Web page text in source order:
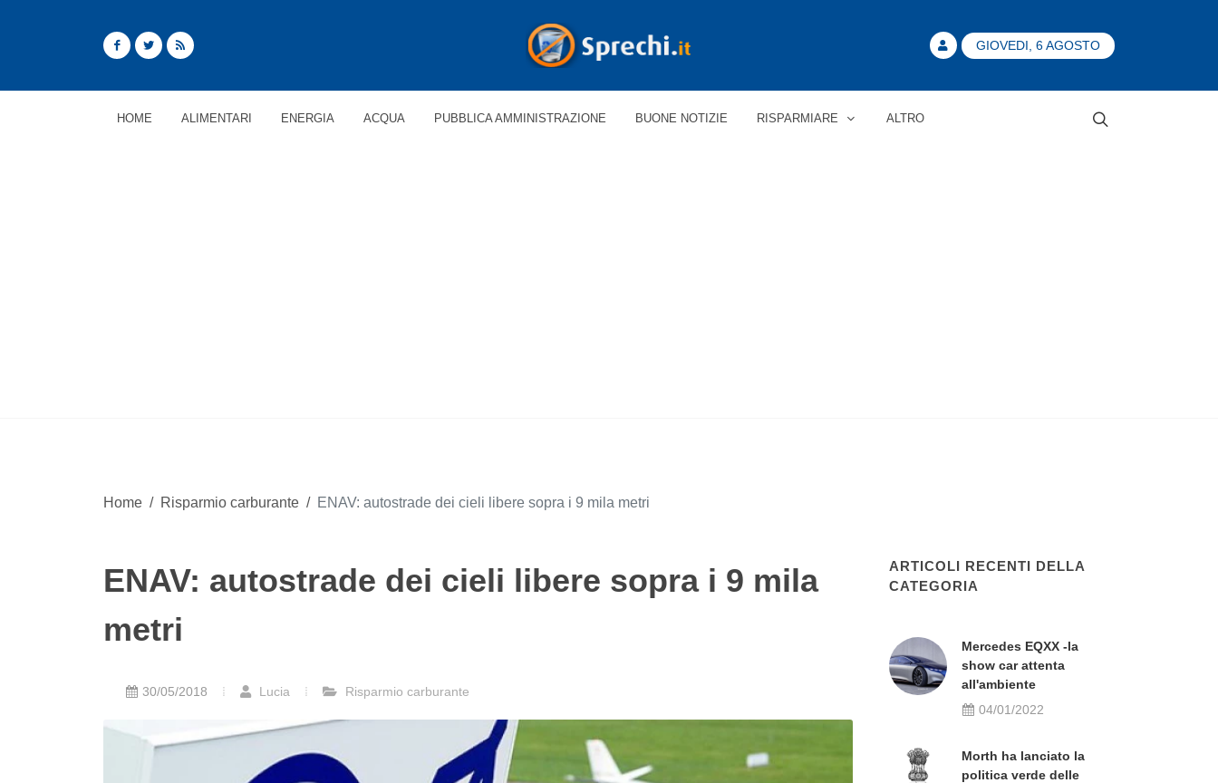
GIOVEDI, 6 AGOSTO
HOME ALIMENTARI ENERGIA ACQUA PUBBLICA AMMINISTRAZIONE BUONE NOTIZIE RISPARMIARE ALTRO
Home / Risparmio carburante / ENAV: autostrade dei cieli libere sopra i 9 mila metri
ENAV: autostrade dei cieli libere sopra i 9 mila
metri
30/05/2018 Lucia Risparmio carburante
ARTICOLI RECENTI DELLA
CATEGORIA
Mercedes EQXX -la
show car attenta
all'ambiente
04/01/2022
Morth ha lanciato la
politica verde delle